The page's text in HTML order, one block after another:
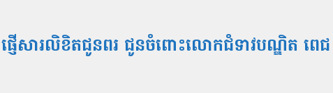
ើសារលិខិតជូនពរ ជូនចំពោះលោកជំទាវបណ្ឌិត ពេ